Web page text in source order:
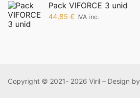
Pack VIFORCE 3 unid
44,85 € IVA inc.
Copyright © 2021- 2026 Viril – Design by